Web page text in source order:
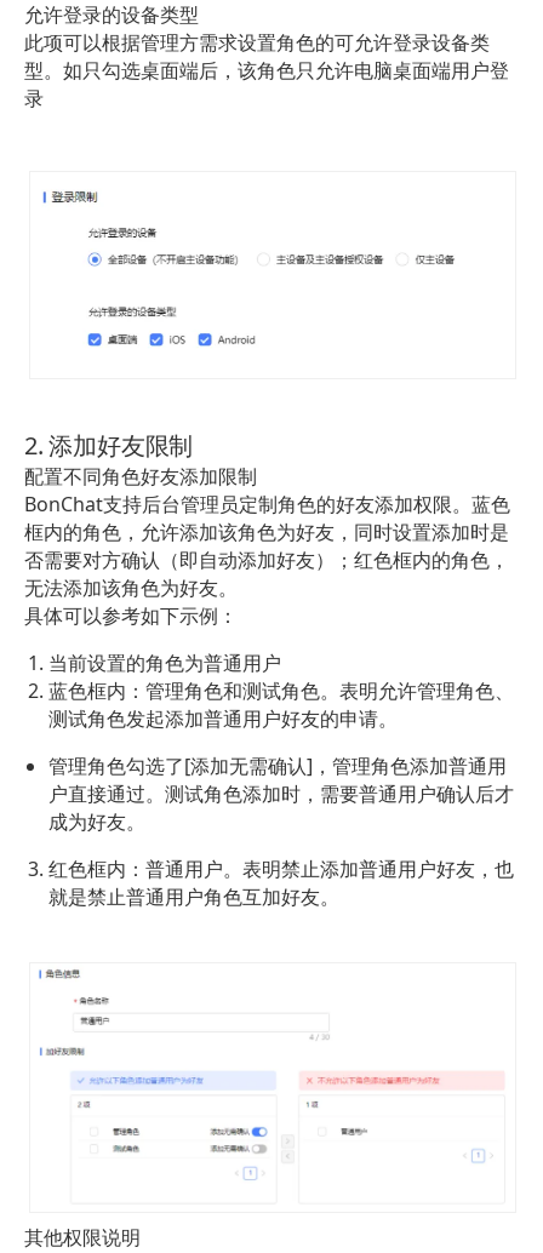
允许登录的设备类型
此项可以根据管理方需求设置角色的可允许登录设备类
型。如只勾选桌面端后，该角色只允许电脑桌面端用户登
录
2. 添加好友限制
配置不同角色好友添加限制
BonChat支持后台管理员定制角色的好友添加权限。蓝色
框内的角色，允许添加该角色为好友，同时设置添加时是
否需要对方确认（即自动添加好友）；红色框内的角色，
无法添加该角色为好友。
具体可以参考如下示例：
当前设置的角色为普通用户
蓝色框内：管理角色和测试角色。表明允许管理角色、
测试角色发起添加普通用户好友的申请。
管理角色勾选了[添加无需确认]，管理角色添加普通用
户直接通过。测试角色添加时，需要普通用户确认后才
成为好友。
红色框内：普通用户。表明禁止添加普通用户好友，也
就是禁止普通用户角色互加好友。
其他权限说明